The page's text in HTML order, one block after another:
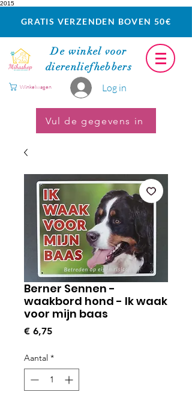
2015
GRATIS VERZENDEN BOVEN 50€
De winkel voor
dierenliefhebbers
Log in
Winkelwagen
Vul de gegevens in
Berner Sennen -
waakbord hond - Ik waak
voor mijn baas
€ 6,75Prijs
Aantal *